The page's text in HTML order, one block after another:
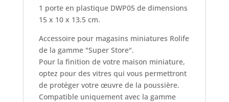
1 porte en plastique DWP05 de dimensions
15 x 10 x 13.5 cm.
Accessoire pour magasins miniatures Rolife
de la gamme "Super Store".
Pour la finition de votre maison miniature,
optez pour des vitres qui vous permettront
de protéger votre œuvre de la poussière.
Compatible uniquement avec la gamme